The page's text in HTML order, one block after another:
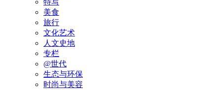
特写
美食
旅行
文化艺术
人文史地
专栏
@世代
生态与环保
时尚与美容